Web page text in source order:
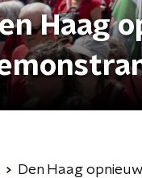
Haag
Den Haag